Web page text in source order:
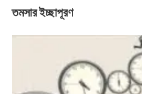
তমসার ইচ্ছাপূরণ